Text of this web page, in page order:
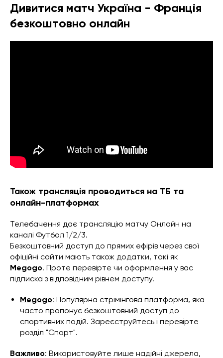
Дивитися матч Україна - Франція
безкоштовно онлайн
Також трансляція проводиться на ТБ та
онлайн-платформах
Телебачення дає трансляцію матчу Онлайн на
каналі Футбол 1/2/3.
Безкоштовний доступ до прямих ефірів через свої
офіційні сайти мають також додатки, такі як
Megogo. Проте перевірте чи оформлення у вас
підписка з відповідним рівнем доступу.
Megogo: Популярна стрімінгова платформа, яка
часто пропонує безкоштовний доступ до
спортивних подій. Зареєструйтесь і перевірте
розділ "Спорт".
Важливо: Використовуйте лише надійні джерела,